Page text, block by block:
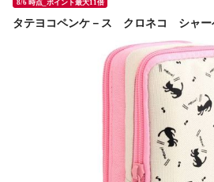
8/6 時点_ポイント最大11倍
タテヨコペンケ－ス クロネコ シャー